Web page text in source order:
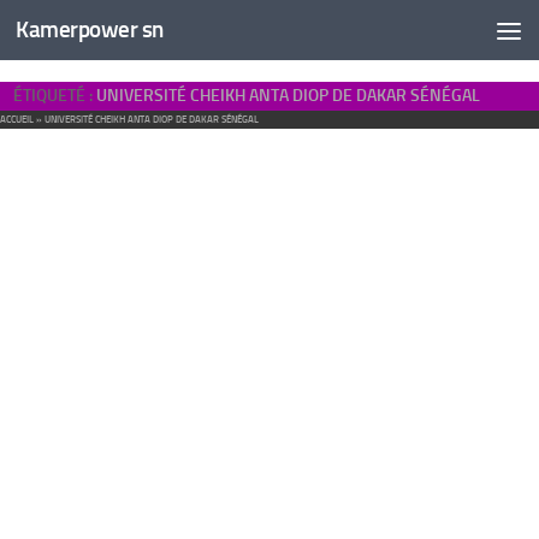
Kamerpower sn
ÉTIQUETÉ : UNIVERSITÉ CHEIKH ANTA DIOP DE DAKAR SÉNÉGAL
ACCUEIL » UNIVERSITÉ CHEIKH ANTA DIOP DE DAKAR SÉNÉGAL